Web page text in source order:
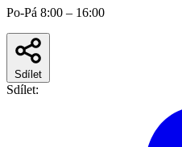
Po-Pá 8:00 – 16:00
Sdílet
Sdílet: